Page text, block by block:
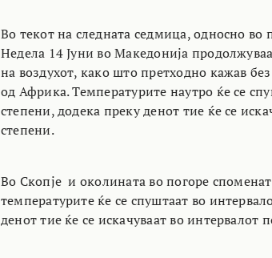
Во текот на следната седмица, односно
Недела 14 Јуни во Македонија
на воздухот, како што претходно кажав
од Африка. Температурите наутро ќе се
степени, додека преку денот тие ќе се
степени.
Во Скопје и околината во погоре
температурите ќе се спуштаат во
денот тие ќе се искачуваат во интервалот